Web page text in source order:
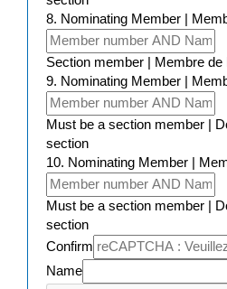
8. Nominating Member |
Section member | Membre de
9. Nominating Member |
Must be a section member |
section
10. Nominating Member |
Must be a section member |
section
Confirm
Name